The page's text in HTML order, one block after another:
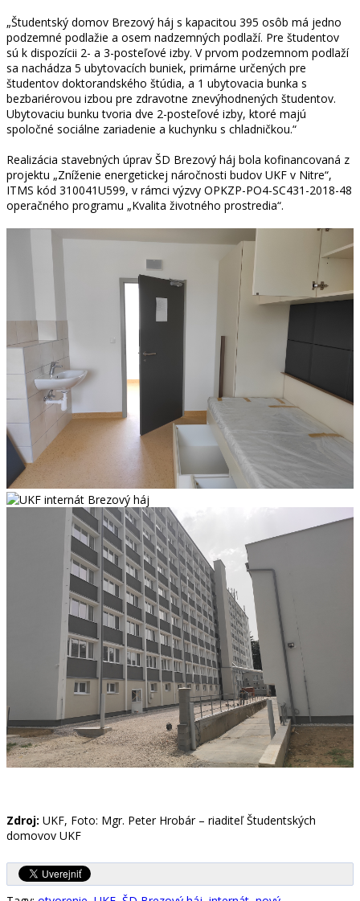
„Študentský domov Brezový háj s kapacitou 395 osôb má jedno
podzemné podlažie a osem nadzemných podlaží. Pre študentov
sú k dispozícii 2- a 3-posteľové izby. V prvom podzemnom podlaží
sa nachádza 5 ubytovacích buniek, primárne určených pre
študentov doktorandského štúdia, a 1 ubytovacia bunka s
bezbariérovou izbou pre zdravotne znevýhodnených študentov.
Ubytovaciu bunku tvoria dve 2-posteľové izby, ktoré majú
spoločné sociálne zariadenie a kuchynku s chladničkou.“
Realizácia stavebných úprav ŠD Brezový háj bola kofinancovaná z
projektu „Zníženie energetickej náročnosti budov UKF v Nitre“,
ITMS kód 310041U599, v rámci výzvy OPKZP-PO4-SC431-2018-48
operačného programu „Kvalita životného prostredia“.
Zdroj: UKF, Foto: Mgr. Peter Hrobár – riaditeľ Študentských
domovov UKF